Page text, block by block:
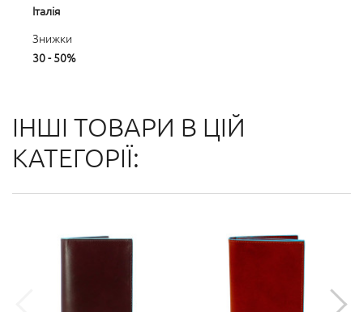
Італія
Знижки
30 - 50%
ІНШІ ТОВАРИ В ЦІЙ
КАТЕГОРІЇ: